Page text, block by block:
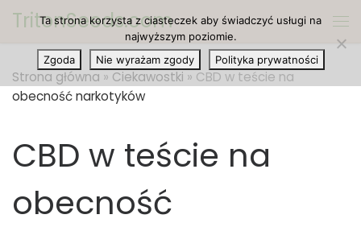
Przejdź do treści
TritonSeeds.com
Strona główna » Ciekawostki » CBD w teście na
obecność narkotyków
CBD w teście na
obecność
Ta strona korzysta z ciasteczek aby świadczyć usługi na
najwyższym poziomie.
Zgoda
Nie wyrażam zgody Polityka prywatności